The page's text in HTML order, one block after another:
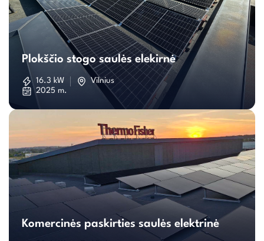
Plokščio
stogo
saulės
elekirnė
Plokščio stogo saulės elekirnė
16.3 kW
Vilnius
2025 m.
Komercinės
paskirties
Komercinės paskirties saulės elektrinė